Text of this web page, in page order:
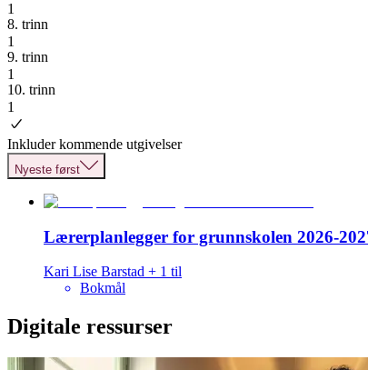
1
8. trinn
1
9. trinn
1
10. trinn
1
Inkluder kommende utgivelser
Nyeste først
Lærerplanlegger for grunnskolen 2026-
Kari Lise Barstad + 1 til
Bokmål
Digitale ressurser